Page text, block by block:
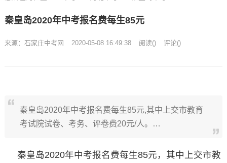
秦皇岛2020年中考报名费每生85元
来源： 石家庄中考网 2020-05-08 16:49:38 阅读() 评论()
秦皇岛2020年中考报名费每生85元,其中上交市教育
考试院试卷、考务、评卷费20元/人。…
秦皇岛2020年中考报名费每生85元，其中上交市教